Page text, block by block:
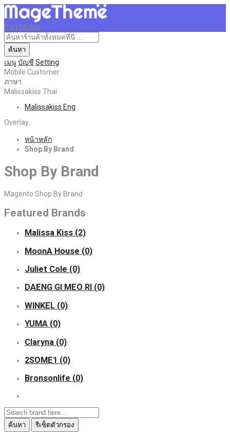
Cart Mobile
ค้นหา
เมนูบัญชี Setting
Mobile Customer
ภาษา
Malissakiss Thai
Malissakiss Eng
Overlay
หน้าหลัก
Shop By Brand
Shop By Brand
Magento Shop By Brand
Featured Brands
Malissa Kiss (2)
MoonA House (0)
Juliet Cole (0)
DAENG GI MEO RI (0)
WINKEL (0)
YUMA (0)
Claryna (0)
2SOME1 (0)
Bronsonlife (0)
ค้นหา รีเซ็ตตัวกรอง